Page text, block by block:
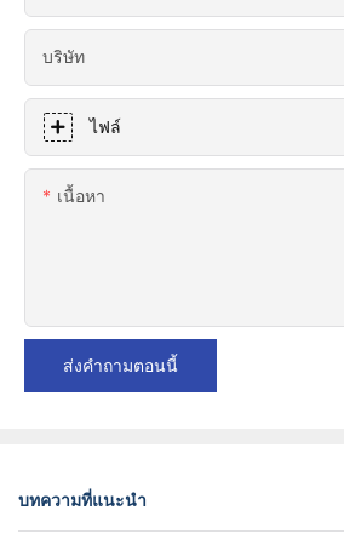
บริษัท
ไฟล์
เนื้อหา
ส่งคำถามตอนนี้
บทความที่แนะนำ